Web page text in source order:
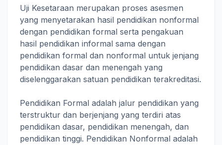
Uji Kesetaraan merupakan proses asesmen
yang menyetarakan hasil pendidikan nonformal
dengan pendidikan formal serta pengakuan
hasil pendidikan informal sama dengan
pendidikan formal dan nonformal untuk jenjang
pendidikan dasar dan menengah yang
diselenggarakan satuan pendidikan terakreditasi.
Pendidikan Formal adalah jalur pendidikan yang
terstruktur dan berjenjang yang terdiri atas
pendidikan dasar, pendidikan menengah, dan
pendidikan tinggi. Pendidikan Nonformal adalah